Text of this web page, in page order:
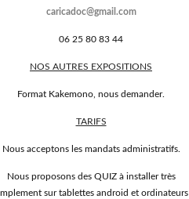
caricadoc@gmail.com
06 25 80 83 44
NOS AUTRES EXPOSITIONS
Format Kakemono, nous demander.
TARIFS
Nous acceptons les mandats administratifs.
Nous proposons des QUIZ à installer très
sur tablettes android et ordinateurs